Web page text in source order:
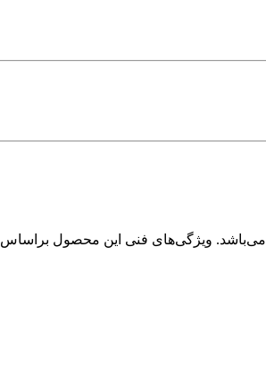
می‌باشد. ویژگی‌های فنی این محصول براساس